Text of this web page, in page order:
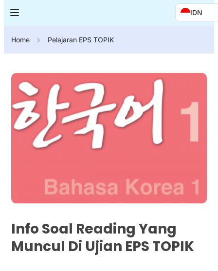
IDN
Home Pelajaran EPS TOPIK
Info Soal Reading Yang
Muncul Di Ujian EPS TOPIK